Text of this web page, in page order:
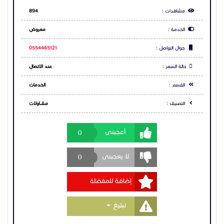
للتواصل معنا على الارقام التالية
0554465121
https://almgdhaflat-sa.com/
مشاهدات : 894
الخدمة : معروض
جوال التواصل : 0554465121
حالة السعر : عند الاتصال
القسم : الخدمات
التصنيف : مـقـــاولات
أعجبنى 0
لا يعجبنى 0
إضافة للمفضلة
تبليغ Toggle Dropdown